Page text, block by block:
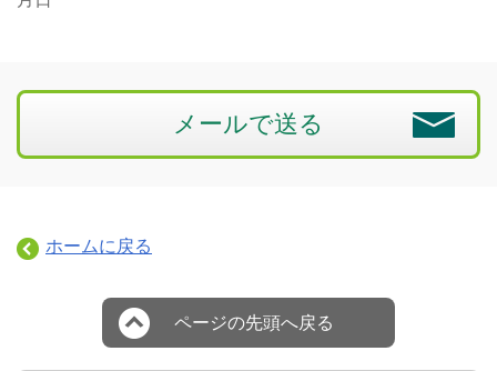
メールで送る
ホームに戻る
ページの先頭へ戻る